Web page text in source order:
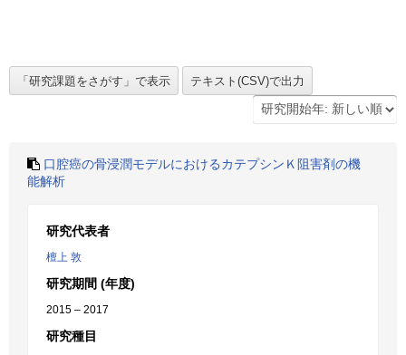
口腔癌の骨浸潤モデルにおけるカテプシンＫ阻害剤の機
能解析
研究代表者
檀上 敦
研究期間 (年度)
2015 – 2017
研究種目